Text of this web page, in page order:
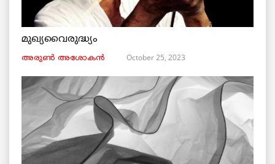
മുഖ്യവൈരുദ്ധ്യം
അരുണ്‍ അശോകൻ October 25, 2023